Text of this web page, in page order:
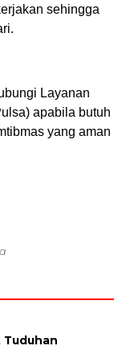
sehingga
Layanan
apabila butuh
yang aman
Tuduhan